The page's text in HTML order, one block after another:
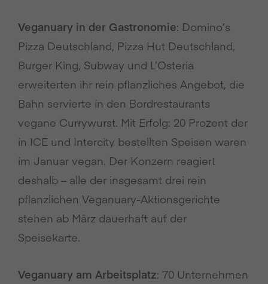
Veganuary in der Gastronomie: Domino’s
Pizza Deutschland, Pizza Hut Deutschland,
Burger King, Subway und L’Osteria
erweiterten ihr rein pflanzliches Angebot, die
Bahn servierte in den Bordrestaurants
vegane Currywurst. Mit Erfolg: 20 Prozent der
in ICE und Intercity bestellten Speisen waren
im Januar vegan. Der Konzern reagiert
deshalb – alle der insgesamt drei rein
pflanzlichen Veganuary-Aktionsgerichte
stehen ab März dauerhaft auf der
Speisekarte.
Veganuary am Arbeitsplatz: 70 Unternehmen